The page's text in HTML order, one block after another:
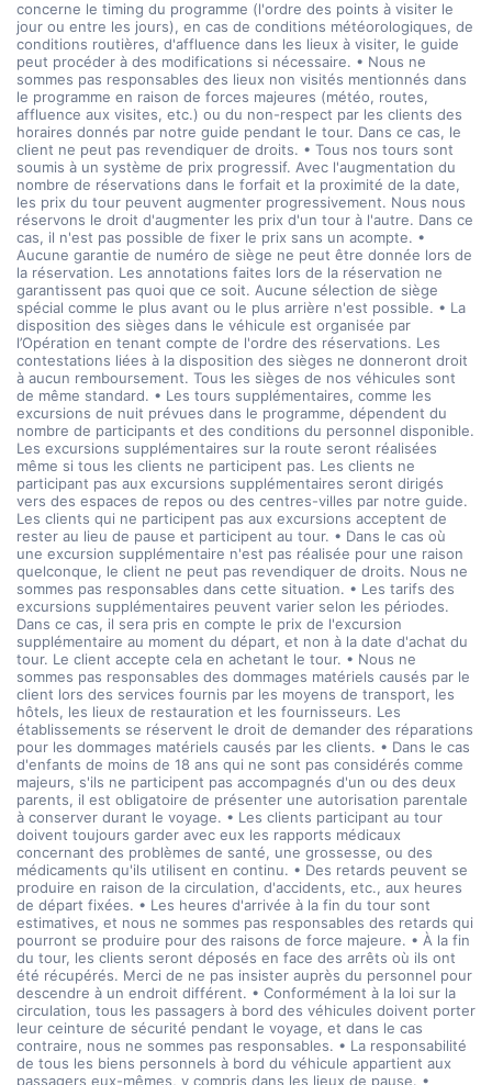
concerne le timing du programme (l'ordre des points à visiter le
jour ou entre les jours), en cas de conditions météorologiques, de
conditions routières, d'affluence dans les lieux à visiter, le guide
peut procéder à des modifications si nécessaire. • Nous ne
sommes pas responsables des lieux non visités mentionnés dans
le programme en raison de forces majeures (météo, routes,
affluence aux visites, etc.) ou du non-respect par les clients des
horaires donnés par notre guide pendant le tour. Dans ce cas, le
client ne peut pas revendiquer de droits. • Tous nos tours sont
soumis à un système de prix progressif. Avec l'augmentation du
nombre de réservations dans le forfait et la proximité de la date,
les prix du tour peuvent augmenter progressivement. Nous nous
réservons le droit d'augmenter les prix d'un tour à l'autre. Dans ce
cas, il n'est pas possible de fixer le prix sans un acompte. •
Aucune garantie de numéro de siège ne peut être donnée lors de
la réservation. Les annotations faites lors de la réservation ne
garantissent pas quoi que ce soit. Aucune sélection de siège
spécial comme le plus avant ou le plus arrière n'est possible. • La
disposition des sièges dans le véhicule est organisée par
l’Opération en tenant compte de l'ordre des réservations. Les
contestations liées à la disposition des sièges ne donneront droit
à aucun remboursement. Tous les sièges de nos véhicules sont
de même standard. • Les tours supplémentaires, comme les
excursions de nuit prévues dans le programme, dépendent du
nombre de participants et des conditions du personnel disponible.
Les excursions supplémentaires sur la route seront réalisées
même si tous les clients ne participent pas. Les clients ne
participant pas aux excursions supplémentaires seront dirigés
vers des espaces de repos ou des centres-villes par notre guide.
Les clients qui ne participent pas aux excursions acceptent de
rester au lieu de pause et participent au tour. • Dans le cas où
une excursion supplémentaire n'est pas réalisée pour une raison
quelconque, le client ne peut pas revendiquer de droits. Nous ne
sommes pas responsables dans cette situation. • Les tarifs des
excursions supplémentaires peuvent varier selon les périodes.
Dans ce cas, il sera pris en compte le prix de l'excursion
supplémentaire au moment du départ, et non à la date d'achat du
tour. Le client accepte cela en achetant le tour. • Nous ne
sommes pas responsables des dommages matériels causés par le
client lors des services fournis par les moyens de transport, les
hôtels, les lieux de restauration et les fournisseurs. Les
établissements se réservent le droit de demander des réparations
pour les dommages matériels causés par les clients. • Dans le cas
d'enfants de moins de 18 ans qui ne sont pas considérés comme
majeurs, s'ils ne participent pas accompagnés d'un ou des deux
parents, il est obligatoire de présenter une autorisation parentale
à conserver durant le voyage. • Les clients participant au tour
doivent toujours garder avec eux les rapports médicaux
concernant des problèmes de santé, une grossesse, ou des
médicaments qu'ils utilisent en continu. • Des retards peuvent se
produire en raison de la circulation, d'accidents, etc., aux heures
de départ fixées. • Les heures d'arrivée à la fin du tour sont
estimatives, et nous ne sommes pas responsables des retards qui
pourront se produire pour des raisons de force majeure. • À la fin
du tour, les clients seront déposés en face des arrêts où ils ont
été récupérés. Merci de ne pas insister auprès du personnel pour
descendre à un endroit différent. • Conformément à la loi sur la
circulation, tous les passagers à bord des véhicules doivent porter
leur ceinture de sécurité pendant le voyage, et dans le cas
contraire, nous ne sommes pas responsables. • La responsabilité
de tous les biens personnels à bord du véhicule appartient aux
passagers eux-mêmes, y compris dans les lieux de pause. •